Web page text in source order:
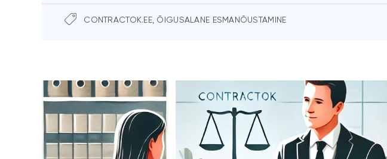
CONTRACTOK.EE, ÕIGUSALANE ESMANÕUSTAMINE